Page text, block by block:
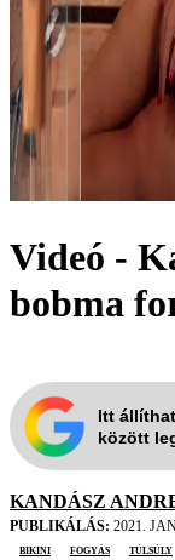
Videó -
bobma
Itt
között
KANDÁSZ
PUBLIKÁLÁS: 2021.
bikini
fogyás túlsúly